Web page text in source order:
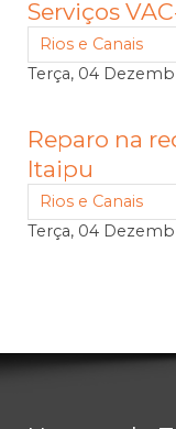
Serviços
Rios e Canais
Terça, 04
Reparo na
Itaipu
Rios e Canais
Terça, 04